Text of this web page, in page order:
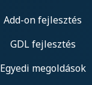
Add-on fejlesztés
GDL fejlesztés
Egyedi megoldások